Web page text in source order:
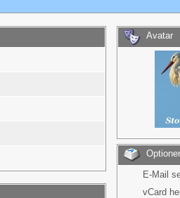
Avatar
E-Mail
vCard